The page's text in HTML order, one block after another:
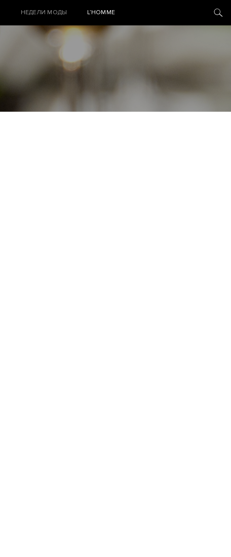
НЕДЕЛИ МОДЫ L’HOMME